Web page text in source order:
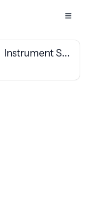
Instrument Sans